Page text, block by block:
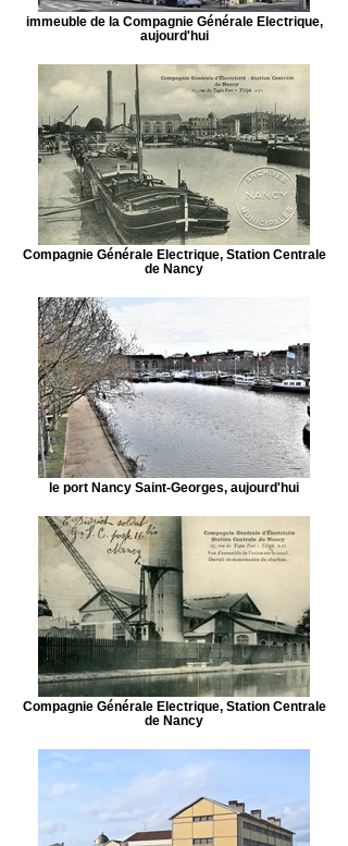
immeuble de la Compagnie Générale Electrique,
aujourd'hui
Compagnie Générale Electrique, Station Centrale
de Nancy
le port Nancy Saint-Georges, aujourd'hui
Compagnie Générale Electrique, Station Centrale
de Nancy